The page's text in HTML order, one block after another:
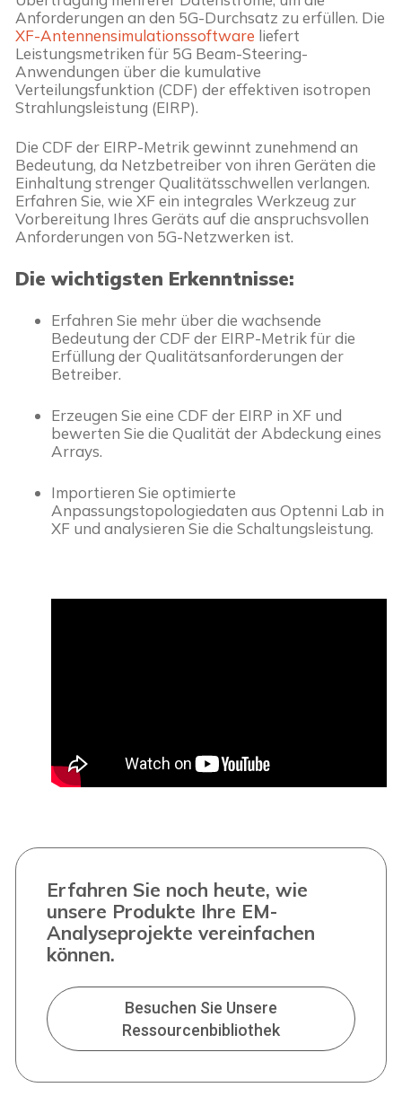
XF-Antennensimulationssoftware liefert
Leistungsmetriken für 5G Beam-Steering-
Anwendungen über die kumulative
Verteilungsfunktion (CDF) der effektiven isotropen
Strahlungsleistung (EIRP).
Die CDF der EIRP-Metrik gewinnt zunehmend an
Bedeutung, da Netzbetreiber von ihren Geräten die
Einhaltung strenger Qualitätsschwellen verlangen.
Erfahren Sie, wie XF ein integrales Werkzeug zur
Vorbereitung Ihres Geräts auf die anspruchsvollen
Anforderungen von 5G-Netzwerken ist.
Die wichtigsten Erkenntnisse:
Erfahren Sie mehr über die wachsende
Bedeutung der CDF der EIRP-Metrik für die
Erfüllung der Qualitätsanforderungen der
Betreiber.
Erzeugen Sie eine CDF der EIRP in XF und
bewerten Sie die Qualität der Abdeckung eines
Arrays.
Importieren Sie optimierte
Anpassungstopologiedaten aus Optenni Lab in
XF und analysieren Sie die Schaltungsleistung.
Erfahren Sie noch heute, wie
unsere Produkte Ihre EM-
Analyseprojekte vereinfachen
können.
Besuchen Sie Unsere
Ressourcenbibliothek